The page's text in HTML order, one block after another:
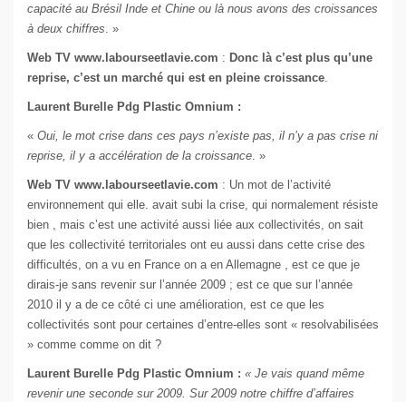
capacité au Brésil Inde et Chine ou là nous avons des croissances
à deux chiffres. »
Web TV www.labourseetlavie.com : Donc là c’est plus qu’une
reprise, c’est un marché qui est en pleine croissance.
Laurent Burelle Pdg Plastic Omnium :
« Oui, le mot crise dans ces pays n’existe pas, il n’y a pas crise ni
reprise, il y a accélération de la croissance. »
Web TV www.labourseetlavie.com : Un mot de l’activité
environnement qui elle. avait subi la crise, qui normalement résiste
bien , mais c’est une activité aussi liée aux collectivités, on sait
que les collectivité territoriales ont eu aussi dans cette crise des
difficultés, on a vu en France on a en Allemagne , est ce que je
dirais-je sans revenir sur l’année 2009 ; est ce que sur l’année
2010 il y a de ce côté ci une amélioration, est ce que les
collectivités sont pour certaines d’entre-elles sont « resolvabilisées
» comme comme on dit ?
Laurent Burelle Pdg Plastic Omnium : « Je vais quand même
revenir une seconde sur 2009. Sur 2009 notre chiffre d’affaires